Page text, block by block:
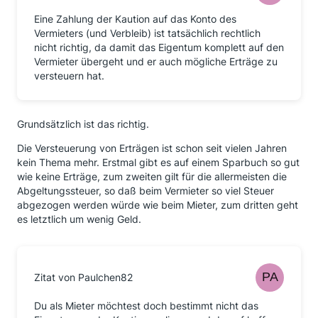
Eine Zahlung der Kaution auf das Konto des
Vermieters (und Verbleib) ist tatsächlich rechtlich
nicht richtig, da damit das Eigentum komplett auf den
Vermieter übergeht und er auch mögliche Erträge zu
versteuern hat.
Grundsätzlich ist das richtig.
Die Versteuerung von Erträgen ist schon seit vielen Jahren
kein Thema mehr. Erstmal gibt es auf einem Sparbuch so gut
wie keine Erträge, zum zweiten gilt für die allermeisten die
Abgeltungssteuer, so daß beim Vermieter so viel Steuer
abgezogen werden würde wie beim Mieter, zum dritten geht
es letztlich um wenig Geld.
Zitat von Paulchen82
Du als Mieter möchtest doch bestimmt nicht das